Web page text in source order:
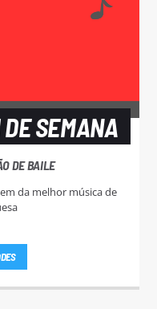
SEMANA
DE BAILE
da melhor música de